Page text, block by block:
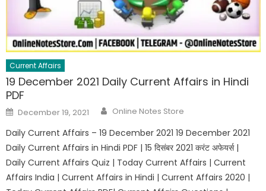
Current Affairs
19 December 2021 Daily Current Affairs in Hindi
PDF
Posted
on
December 19, 2021 Author
Online Notes Store
Daily Current Affairs – 19 December 2021 19 December 2021
Daily Current Affairs in Hindi PDF | 15 दिसंबर 2021 करंट अफेयर्स |
Daily Current Affairs Quiz | Today Current Affairs | Current
Affairs India | Current Affairs in Hindi | Current Affairs 2020 |